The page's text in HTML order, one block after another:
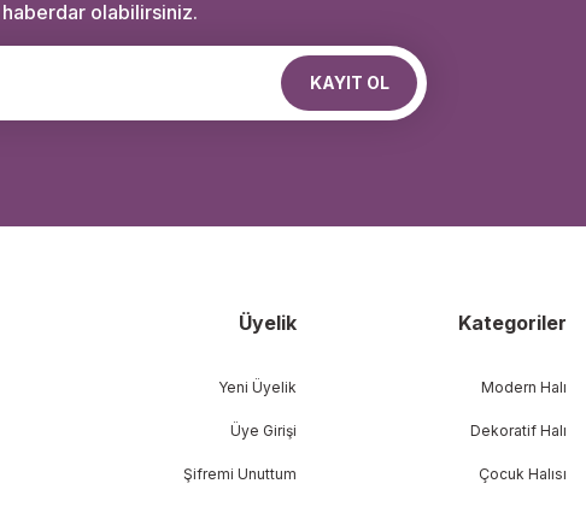
olabilirsiniz.
KAYIT OL
Üyelik
Yeni Üyelik
Üye Girişi
Şifremi Unuttum
Kategoriler
Modern Halı
Dekoratif Halı
Çocuk Halısı